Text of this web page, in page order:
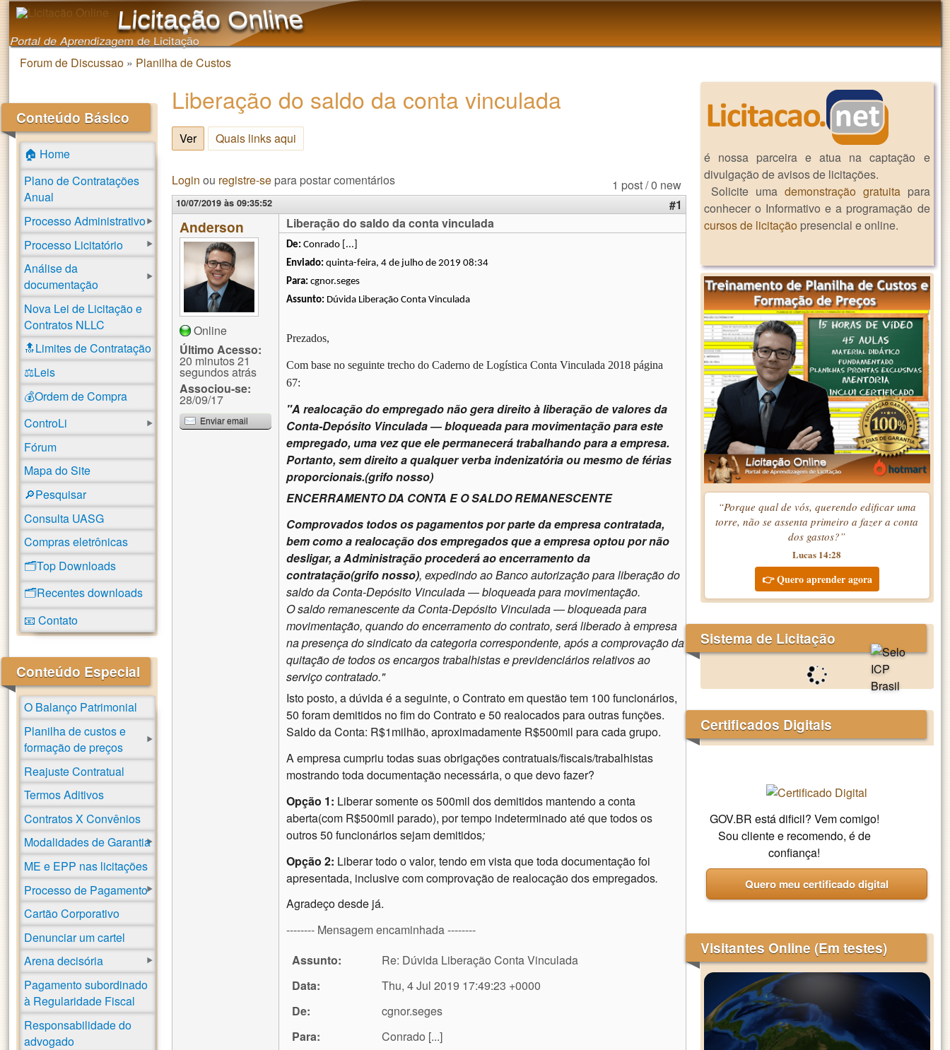
Licitação Online
Portal de Aprendizagem de Licitação
Você está aqui
Forum de Discussao » Planilha de Custos
Liberação do saldo da conta vinculada
Ver(aba ativa)
Quais links aqui
1 post / 0 new
Login ou registre-se para postar comentários
10/07/2019 às 09:35:52 #1
Anderson
Online
Último Acesso:
20 minutos 21
segundos atrás
Associou-se:
28/09/17
Enviar email
Liberação do saldo da conta vinculada
De: Conrado [...]
Enviado: quinta-feira, 4 de julho de 2019 08:34
Para: cgnor.seges
Assunto: Dúvida Liberação Conta Vinculada
Prezados,
Com base no seguinte trecho do Caderno de Logística Conta Vinculada 2018 página
67:
"A realocação do empregado não gera direito à liberação de valores da
Conta-Depósito Vinculada ―bloqueada para movimentação para este
empregado, uma vez que ele permanecerá trabalhando paraa empresa.
Portanto, sem direito a qualquer verba indenizatória ou mesmo de férias
proporcionais.(grifo nosso)
ENCERRAMENTO DA CONTA E O SALDO REMANESCENTE
Comprovados todos os pagamentos por parte da empresa contratada,
bem como a realocação dosempregados que a empresa optou por não
desligar, a Administração procederá ao encerramento da
contratação(grifo nosso), expedindo ao Banco autorização para liberação do
saldo da Conta-Depósito Vinculada― bloqueada para movimentação.
O saldo remanescente da Conta-Depósito Vinculada ― bloqueada para
movimentação, quando doencerramento do contrato, será liberado à empresa
na presença do sindicato da categoria correspondente,após a comprovação da
quitação de todos os encargos trabalhistas e previdenciários relativosao
serviço contratado."
Isto posto, a dúvida é a seguinte, o Contrato em questão tem 100 funcionários,
50 foram demitidos no fim do Contrato e 50 realocados para outras funções.
Saldo da Conta: R$1milhão, aproximadamente R$500mil para cada grupo.
A empresa cumpriu todas suas obrigações contratuais/fiscais/trabalhistas
mostrando toda documentação necessária, o que devo fazer?
Opção 1: Liberar somente os 500mil dos demitidos mantendo a conta
aberta(com R$500mil parado), por tempo indeterminado até que todos os
outros 50 funcionários sejam demitidos;
Opção 2: Liberar todo o valor, tendo em vista que toda documentação foi
apresentada, inclusive com comprovação de realocação dos empregados.
Agradeço desde já.
-------- Mensagem encaminhada --------
Assunto:
Re: Dúvida Liberação Conta Vinculada
Data:
Thu, 4 Jul 2019 17:49:23 +0000
De:
cgnor.seges
Para:
Conrado [...]
Conteúdo Básico
🏠 Home
Plano de Contratações
Anual
Processo Administrativo
Processo Licitatório
Análise da
documentação
Nova Lei de Licitação e
Contratos NLLC
🔝Limites de Contratação
⚖️Leis
💰Ordem de Compra
ControLi
Fórum
Mapa do Site
🔎Pesquisar
Consulta UASG
Compras eletrônicas
🗂️Top Downloads
🗂️Recentes downloads
📧 Contato
Conteúdo Especial
O Balanço Patrimonial
Planilha de custos e
formação de preços
Reajuste Contratual
Termos Aditivos
Contratos X Convênios
Modalidades de Garantia
ME e EPP nas licitações
Processo de Pagamento
Cartão Corporativo
Denunciar um cartel
Arena decisória
Pagamento subordinado
à Regularidade Fiscal
Responsabilidade do
advogado
é nossa parceira e atua na captação e
divulgação de avisos de licitações.
Solicite uma demonstração gratuitapara
conhecer o Informativo e a programação de
cursos de licitação presencial e online.
“Porque qual de vós, querendo edificar uma
torre, não se assenta primeiro a fazer a conta
dos gastos?”
Lucas 14:28
👉 Quero aprender agora
Sistema de Licitação
Certificados Digitais
GOV.BR está dificil? Vem comigo!
Sou cliente e recomendo, é de
confiança!
Quero meu certificado digital
Visitantes Online (Em testes)